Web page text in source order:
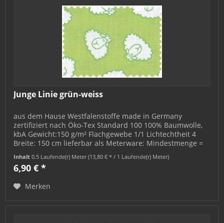
Junge Linie grün-weiss
aus dem Hause Westfalenstoffe made in Germany
zertifiziert nach Öko-Tex Standard 100 100% Baumwolle,
kbA Gewicht:150 g/m² Flachgewebe 1/1 Lichtechtheit 4
Breite: 150 cm lieferbar als Meterware: Mindestmenge =
Inhalt0.5 Laufende(r) Meter(13,80 € * / 1 Laufende(r) Meter)
6,90 € *
Merken